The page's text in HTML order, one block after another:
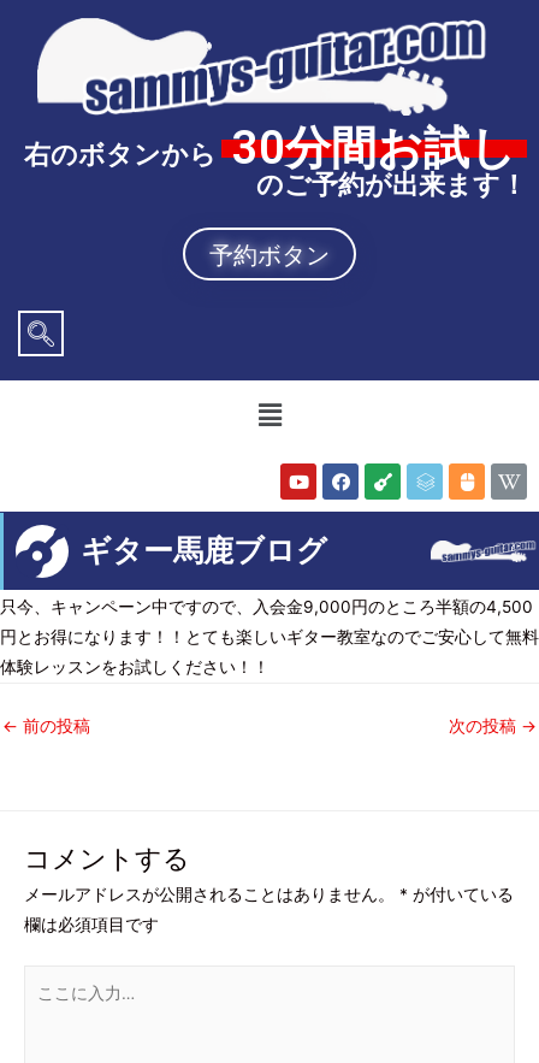
右のボタンから 30分間お試し
のご予約が出来ます！
予約ボタン
ギター馬鹿ブログ
只今、キャンペーン中ですので、入会金9,000円のところ半額の4,500
円とお得になります！！とても楽しいギター教室なのでご安心して無料
体験レッスンをお試しください！！
← 前の投稿 次の投稿 →
コメントする
メールアドレスが公開されることはありません。 * が付いている
欄は必須項目です